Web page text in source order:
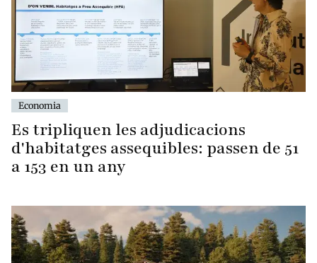
Economia
Es tripliquen les adjudicacions
d'habitatges assequibles: passen de 51
a 153 en un any